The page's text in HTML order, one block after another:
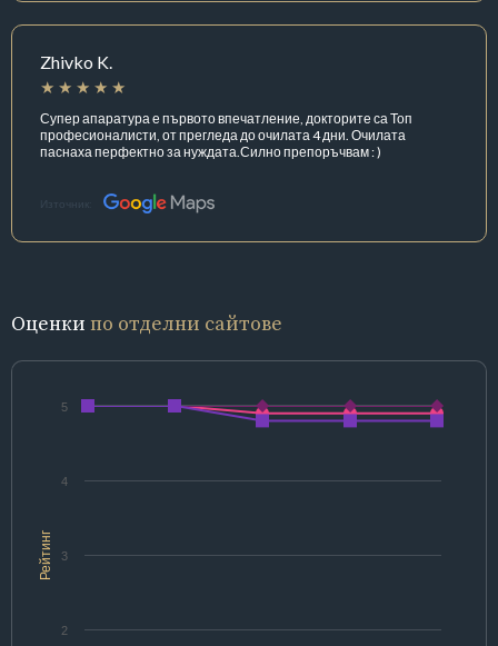
Zhivko K.
Супер апаратура е първото впечатление, докторите са Топ
професионалисти, от прегледа до очилата 4 дни. Очилата
паснаха перфектно за нуждата.Силно препоръчвам : )
Източник:
Оценки по отделни сайтове
Рейтинг
2
3
4
5